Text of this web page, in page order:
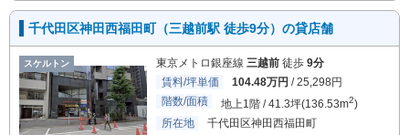
千代田区神田西福田町（三越前駅 徒歩9分）の貸店舗
スケルトン 東京メトロ銀座線 三越前 徒歩 9分
賃料/坪単価
104.48万円 / 25,298円
階数/面積
地上1階 / 41.3坪(136.53m2)
所在地
千代田区神田西福田町